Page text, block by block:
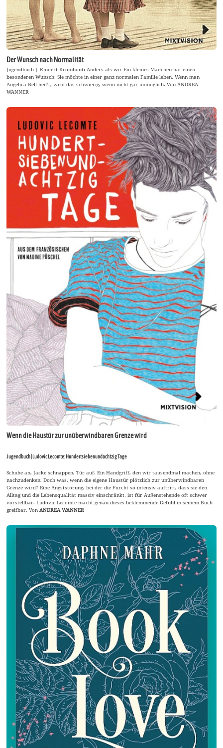
Der Wunsch nach Normalität
Jugendbuch | Rindert Kromhout: Anders als wir Ein kleines Mädchen hat einen
besonderen Wunsch: Sie möchte in einer ganz normalen Familie leben. Wenn man
Angelica Bell heißt, wird das schwierig, wenn nicht gar unmöglich. Von ANDREA
WANNER
Wenn die Haustür zur unüberwindbaren Grenze wird
Jugendbuch | Ludovic Lecomte: Hundertsiebenundachtzig Tage
Schuhe an, Jacke schnappen, Tür auf. Ein Handgriff, den wir tausendmal machen, ohne
nachzudenken. Doch was, wenn die eigene Haustür plötzlich zur unüberwindbaren
Grenze wird? Eine Angststörung, bei der die Furcht so intensiv auftritt, dass sie den
Alltag und die Lebensqualität massiv einschränkt, ist für Außenstehende oft schwer
vorstellbar. Ludovic Lecomte macht genau dieses beklemmende Gefühl in seinem Buch
greifbar. VonANDREA WANNER